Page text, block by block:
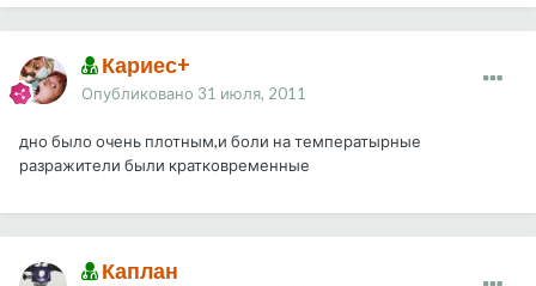
Кариес+
Опубликовано 31 июля, 2011
дно было очень плотным,и боли на температырные
разражители были кратковременные
Каплан